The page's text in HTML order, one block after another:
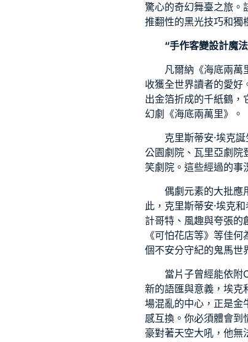
驚心的奇幻舞臺之旅。
推翻性的黑光技巧和獨
“手作客變設計魔
凡爾納《海底兩萬
收獲全世界讀者的愛好
出金箔折成的千紙鶴，
幻劇《海底兩萬里》。
克里斯蒂安·埃克
公園劇院、瓦里亞劇院
笑劇院。這些經過的事
偶劇元素的大批應
此，克里斯蒂安·埃克
計哥特、風趣與夸張的
《可怕花店等》等佳
個不安分守紀的鬼馬世
當片子曾經能依附
新的語匯與意義，埃克
場混亂的中心，正是金
感互換。你必須體會到
豪對著天空大吼，他無